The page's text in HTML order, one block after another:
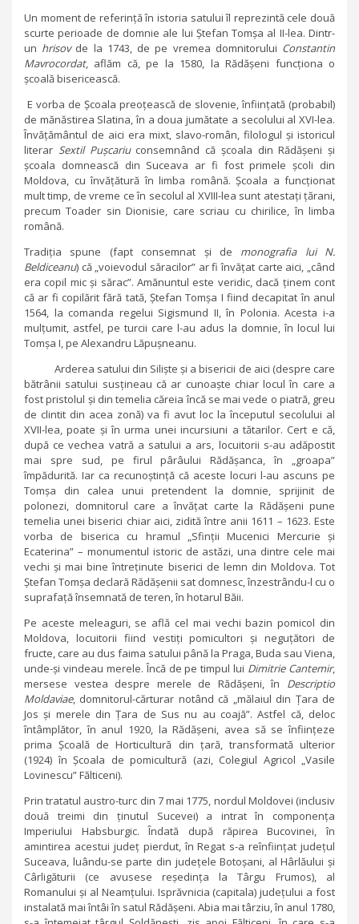
Un moment de referință în istoria satului îl reprezintă cele două
scurte perioade de domnie ale lui Ștefan Tomșa al II-lea. Dintr-
un hrisovde la 1743, de pe vremea domnitorului Constantin
Mavrocordat, aflăm că, pe la 1580, la Rădășeni funcționa o
școală bisericească.
E vorba de Școala preoțească de slovenie, înființată (probabil)
de mănăstirea Slatina, în a doua jumătate a secolului al XVI-lea.
Învățământul de aici era mixt, slavo-român, filologul și istoricul
literar Sextil Pușcariuconsemnând că școala din Rădășeni și
școala domnească din Suceava ar fi fost primele școli din
Moldova, cu învățătură în limba română. Școala a funcționat
mult timp, de vreme ce în secolul al XVIII-lea sunt atestați țărani,
precum Toader sin Dionisie, care scriau cu chirilice, în limba
română.
Tradiția spune (fapt consemnat și de monografia lui N.
Beldiceanu) că „voievodul săracilor” ar fi învățat carte aici, „când
era copil mic și sărac”. Amănuntul este veridic, dacă ținem cont
că ar fi copilărit fără tată, Ștefan Tomșa I fiind decapitat în anul
1564, la comanda regelui Sigismund II, în Polonia. Acesta i-a
mulțumit, astfel, pe turcii care l-au adus la domnie, în locul lui
Tomșa I, pe Alexandru Lăpușneanu.
Arderea satului din Siliște și a bisericii de aici (despre care
bătrânii satului susțineau că ar cunoaște chiar locul în care a
fost pristolul și din temelia căreia încă se mai vede o piatră, greu
de clintit din acea zonă) va fi avut loc la începutul secolului al
XVII-lea, poate și în urma unei incursiuni a tătarilor. Cert e că,
după ce vechea vatră a satului a ars, locuitorii s-au adăpostit
mai spre sud, pe firul pârâului Rădășanca, în „groapa”
împădurită. Iar ca recunoștință că aceste locuri l-au ascuns pe
Tomșa din calea unui pretendent la domnie, sprijinit de
polonezi, domnitorul care a învățat carte la Rădășeni pune
temelia unei biserici chiar aici, zidită între anii 1611 – 1623. Este
vorba de biserica cu hramul „Sfinții Mucenici Mercurie și
Ecaterina” – monumentul istoric de astăzi, una dintre cele mai
vechi și mai bine întreținute biserici de lemn din Moldova. Tot
Ștefan Tomșa declară Rădășenii sat domnesc, înzestrându-l cu o
suprafață însemnată de teren, în hotarul Băii.
Pe aceste meleaguri, se află cel mai vechi bazin pomicol din
Moldova, locuitorii fiind vestiți pomicultori și neguțători de
fructe, care au dus faima satului până la Praga, Buda sau Viena,
unde-și vindeau merele. Încă de pe timpul lui Dimitrie Cantemir,
mersese vestea despre merele de Rădășeni, în Descriptio
Moldaviae, domnitorul-cărturar notând că „mălaiul din Țara de
Jos și merele din Țara de Sus nu au coajă”. Astfel că, deloc
întâmplător, în anul 1920, la Rădășeni, avea să se înființeze
prima Școală de Horticultură din țară, transformată ulterior
(1924) în Școala de pomicultură (azi, Colegiul Agricol „Vasile
Lovinescu” Fălticeni).
Prin tratatul austro-turc din 7 mai 1775, nordul Moldovei (inclusiv
două treimi din ținutul Sucevei) a intrat în componența
Imperiului Habsburgic. Îndată după răpirea Bucovinei, în
amintirea acestui județ pierdut, în Regat s-a reînființat județul
Suceava, luându-se parte din județele Botoșani, al Hârlăului și
Cârligăturii (ce avusese reședința la Târgu Frumos), al
Romanului și al Neamțului. Isprăvnicia (capitala) județului a fost
instalată mai întâi în satul Rădășeni. Abia mai târziu, în anul 1780,